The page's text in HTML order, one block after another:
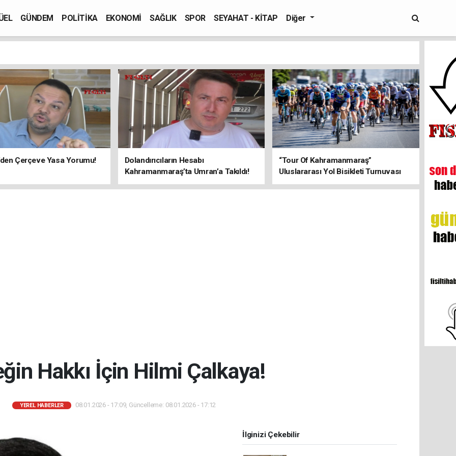
GÜNDEM POLİTİKA EKONOMİ SAĞLIK SPOR SEYAHAT - KİTAP Diğer
Çerçeve Yasa Yorumu!
Dolandırıcıların Hesabı
Kahramanmaraş’ta Umran’a Takıldı!
“Tour Of Kahramanmaraş”
Uluslararası Yol Bisikleti Turnuvası
Tamamlandı!
Hakkı İçin Hilmi Çalkaya!
YEREL HABERLER 08.01.2026 - 17:09, Güncelleme: 08.01.2026 - 17:12
İlginizi Çekebilir